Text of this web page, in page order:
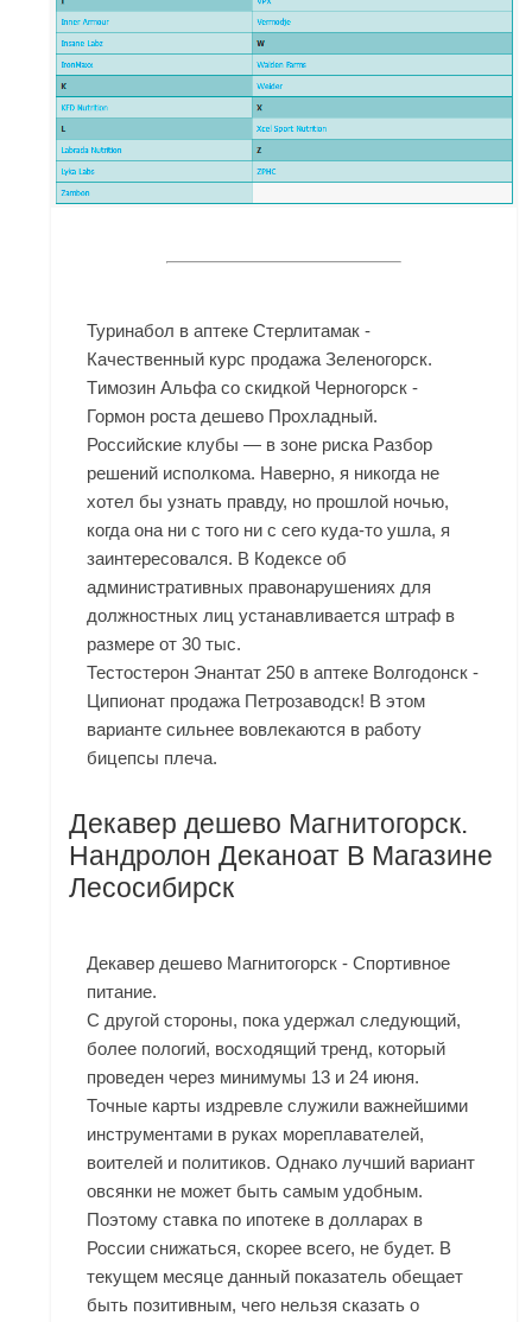
Туринабол в аптеке Стерлитамак -
Качественный курс продажа Зеленогорск.
Tимозин Альфа со скидкой Черногорск -
Гормон роста дешево Прохладный.
Российские клубы — в зоне риска Разбор
решений исполкома. Наверно, я никогда не
хотел бы узнать правду, но прошлой ночью,
когда она ни с того ни с сего куда-то ушла, я
заинтересовался. В Кодексе об
административных правонарушениях для
должностных лиц устанавливается штраф в
размере от 30 тыс.
Тестостерон Энантат 250 в аптеке Волгодонск -
Ципионат продажа Петрозаводск! В этом
варианте сильнее вовлекаются в работу
бицепсы плеча.
Декавер дешево Магнитогорск.
Нандролон Деканоат В Магазине
Лесосибирск
Декавер дешево Магнитогорск - Спортивное
питание.
С другой стороны, пока удержал следующий,
более пологий, восходящий тренд, который
проведен через минимумы 13 и 24 июня.
Точные карты издревле служили важнейшими
инструментами в руках мореплавателей,
воителей и политиков. Однако лучший вариант
овсянки не может быть самым удобным.
Поэтому ставка по ипотеке в долларах в
России снижаться, скорее всего, не будет. В
текущем месяце данный показатель обещает
быть позитивным, чего нельзя сказать о